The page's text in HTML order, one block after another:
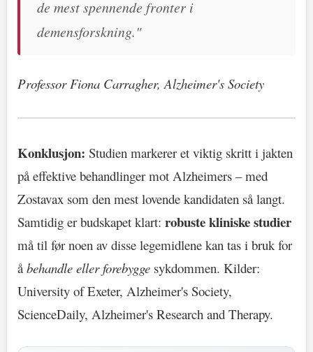
de mest spennende fronter i
demensforskning."
Professor Fiona Carragher, Alzheimer's Society
Konklusjon: Studien markerer et viktig skritt i jakten
på effektive behandlinger mot Alzheimers – med
Zostavax som den mest lovende kandidaten så langt.
Samtidig er budskapet klart: robuste kliniske studier
må til før noen av disse legemidlene kan tas i bruk for
åbehandle eller forebygge sykdommen. Kilder:
University of Exeter, Alzheimer's Society,
ScienceDaily, Alzheimer's Research and Therapy.